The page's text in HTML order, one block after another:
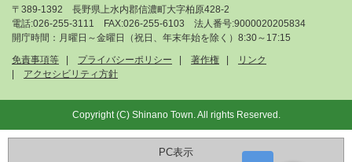
〒389-1392 長野県上水内郡信濃町大字柏原428-2
電話:026-255-3111 FAX:026-255-6103 法人番号:9000020205834
開庁時間：月曜日～金曜日（祝日、年末年始を除く）8:30～17:15
免責事項等
プライバシーポリシー 著作権
リンク
アクセシビリティ方針
Copyright (C) Shinano Town. All rights Reserved.
PC表示